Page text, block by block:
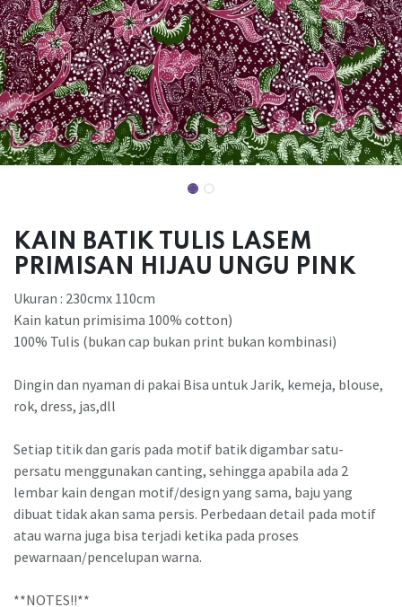
KAIN BATIK TULIS LASEM
PRIMISAN HIJAU UNGU PINK
Ukuran : 230cmx 110cm
Kain katun primisima 100% cotton)
100% Tulis (bukan cap bukan print bukan kombinasi)
Dingin dan nyaman di pakai Bisa untuk Jarik, kemeja, blouse,
rok, dress, jas,dll
Setiap titik dan garis pada motif batik digambar satu-
persatu menggunakan canting, sehingga apabila ada 2
lembar kain dengan motif/design yang sama, baju yang
dibuat tidak akan sama persis. Perbedaan detail pada motif
atau warna juga bisa terjadi ketika pada proses
pewarnaan/pencelupan warna.
**NOTES!!**